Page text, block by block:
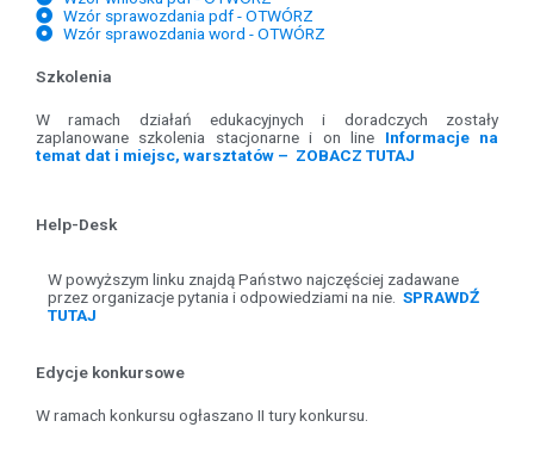
Wzór sprawozdania pdf - OTWÓRZ
Wzór sprawozdania word - OTWÓRZ
Szkolenia
W ramach działań edukacyjnych i doradczych zostały
zaplanowane szkolenia stacjonarne i on line Informacje na
temat dat i miejsc, warsztatów – ZOBACZ TUTAJ
Help-Desk
W powyższym linku znajdą Państwo najczęściej zadawane
przez organizacje pytania i odpowiedziami na nie. SPRAWDŹ
TUTAJ
Edycje konkursowe
W ramach konkursu ogłaszano II tury konkursu.